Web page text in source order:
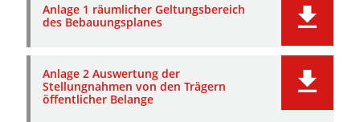
Anlage 1 räumlicher Geltungsbereich
des Bebauungsplanes
Anlage 2 Auswertung der
Stellungnahmen von den Trägern
öffentlicher Belange